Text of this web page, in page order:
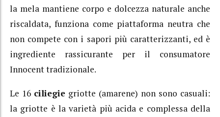
la mela mantiene corpo e dolcezza naturale anche
riscaldata, funziona come piattaforma neutra che
non compete con i sapori più caratterizzanti, ed è
ingrediente rassicurante per il consumatore
Innocent tradizionale.
Le 16 ciliegie griotte (amarene) non sono casuali:
la griotte è la varietà più acida e complessa della